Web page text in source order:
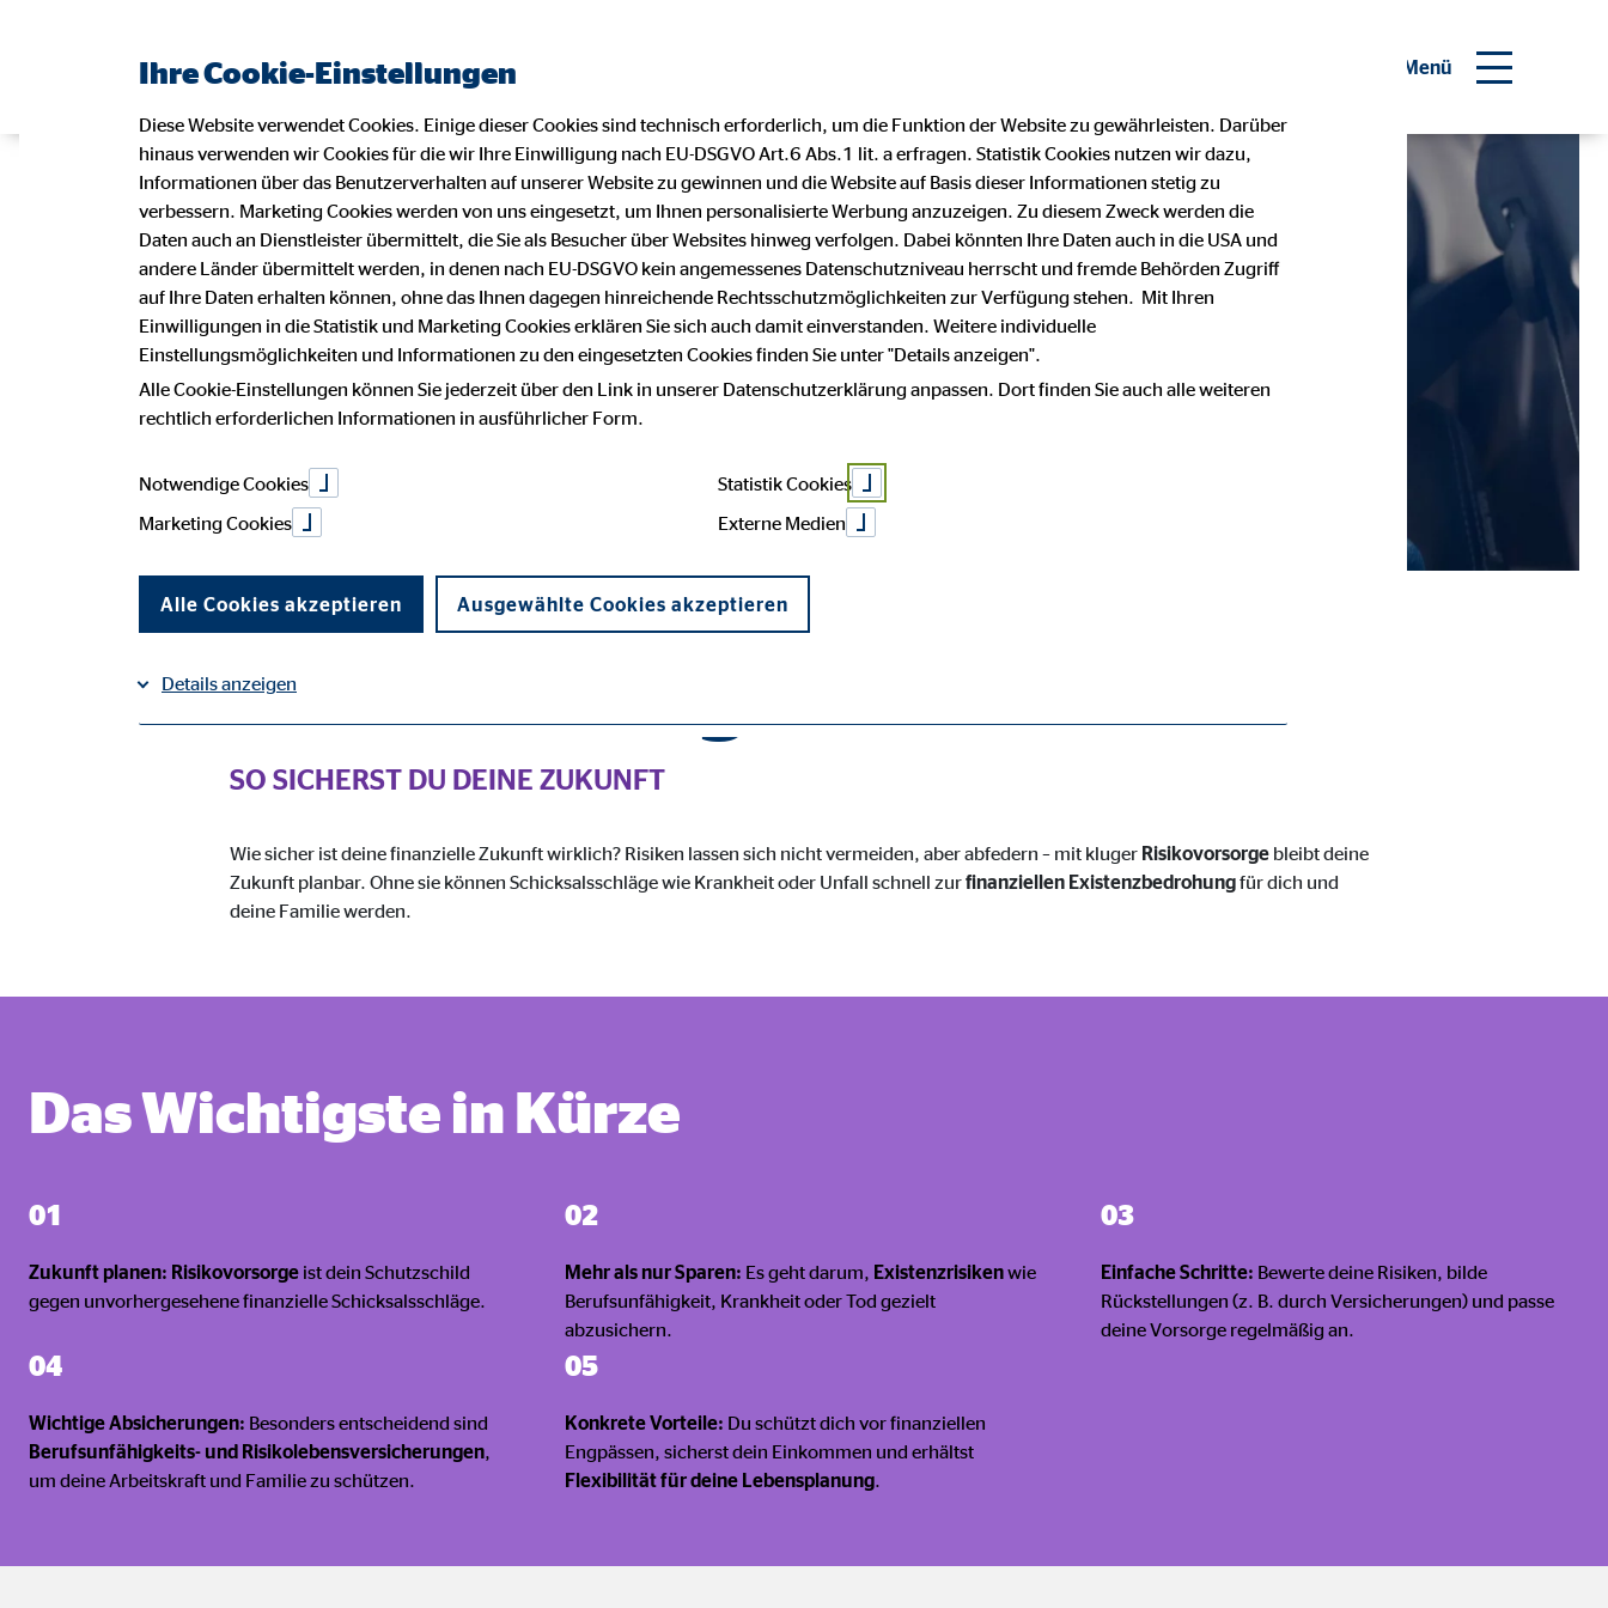
Menü
Risikovorsorge
SO SICHERST DU DEINE ZUKUNFT
Wie sicher ist deine finanzielle Zukunft wirklich? Risiken lassen sich nicht vermeiden, aber abfedern – mit kluger Risikovorsorge bleibt deine
Zukunft planbar. Ohne sie können Schicksalsschläge wie Krankheit oder Unfall schnell zurfinanziellen Existenzbedrohungfür dich und
deine Familie werden.
Das Wichtigste in Kürze
01
Zukunft planen: Risikovorsorge ist dein Schutzschild
gegen unvorhergesehene finanzielle Schicksalsschläge.
02
Mehr als nur Sparen: Es geht darum, Existenzrisikenwie
Berufsunfähigkeit, Krankheit oder Tod gezielt
abzusichern.
03
Einfache Schritte: Bewerte deine Risiken, bilde
Rückstellungen (z. B. durch Versicherungen) und passe
deine Vorsorge regelmäßig an.
04
Wichtige Absicherungen: Besonders entscheidend sind
Berufsunfähigkeits- und Risikolebensversicherungen,
um deine Arbeitskraft und Familie zu schützen.
05
Konkrete Vorteile: Du schützt dich vor finanziellen
Engpässen, sicherst dein Einkommen und erhältst
Flexibilität für deine Lebensplanung.
Ihre Cookie-Einstellungen
Diese Website verwendet Cookies. Einige dieser Cookies sind technisch erforderlich, um die Funktion der Website zu gewährleisten. Darüber
hinaus verwenden wir Cookies für die wir Ihre Einwilligung nach EU-DSGVO Art.6 Abs.1 lit. a erfragen. Statistik Cookies nutzen wir dazu,
Informationen über das Benutzerverhalten auf unserer Website zu gewinnen und die Website auf Basis dieser Informationen stetig zu
verbessern. Marketing Cookies werden von uns eingesetzt, um Ihnen personalisierte Werbung anzuzeigen. Zu diesem Zweck werden die
Daten auch an Dienstleister übermittelt, die Sie als Besucher über Websites hinweg verfolgen. Dabei könnten Ihre Daten auch in die USA und
andere Länder übermittelt werden, in denen nach EU-DSGVO kein angemessenes Datenschutzniveau herrscht und fremde Behörden Zugriff
auf Ihre Daten erhalten können, ohne das Ihnen dagegen hinreichende Rechtsschutzmöglichkeiten zur Verfügung stehen. Mit Ihren
Einwilligungen in die Statistik und Marketing Cookies erklären Sie sich auch damit einverstanden. Weitere individuelle
Einstellungsmöglichkeiten und Informationen zu den eingesetzten Cookies finden Sie unter "Details anzeigen".
Alle Cookie-Einstellungen können Sie jederzeit über den Link in unserer Datenschutzerklärung anpassen. Dort finden Sie auch alle weiteren
rechtlich erforderlichen Informationen in ausführlicher Form.
Notwendige Cookies
Statistik Cookies
Marketing Cookies
Externe Medien
Alle Cookies akzeptieren Ausgewählte Cookies akzeptieren
Details anzeigen
Notwendige Cookies
Benutzereinstellungen | Empfänger: OVB
Cookie Laufzeit: Browser-Sitzung
cookie_consent_v2
Anbieter: mindshape
Zweck: Speichern Ihrer Einwilligungen
Statistik Cookies
Statistik Cookies erfassen Informationen anonym. Diese Informationen helfen uns zu verstehen, wie unsere Besucher unsere Website nutzen.
Google Analytics | Empfänger: OVB, Google Ireland Ltd.